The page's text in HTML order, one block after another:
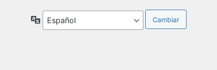
Idioma